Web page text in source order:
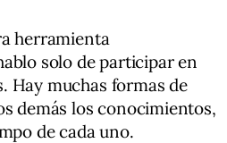
herramienta
solo de participar en
Hay muchas formas de
demás los conocimientos,
de cada uno.